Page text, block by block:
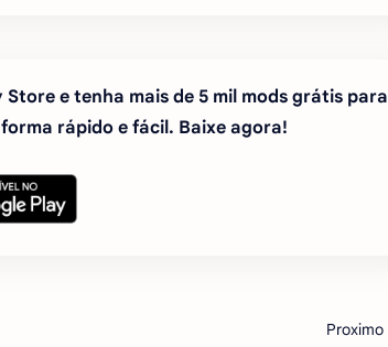
e tenha mais de 5 mil mods grátis para
rápido e fácil. Baixe agora!